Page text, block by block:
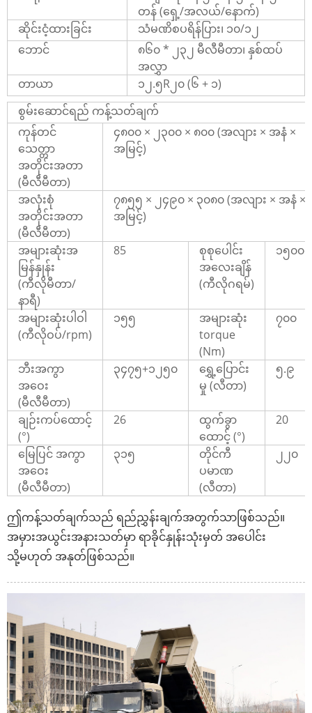
တန် (ရှေ့/အလယ်/နောက်)
ဆိုင်းငံ့ထားခြင်း
သံမဏိစပရိန်ပြား၊ ၁၀/၁၂
ဘောင်
၈၆၀ * ၂၃၂ မီလီမီတာ၊ နှစ်ထပ်
အလွှာ
တာယာ
၁၂.၅R၂၀ (၆ + ၁)
စွမ်းဆောင်ရည် ကန့်သတ်ချက်
ကုန်တင်
သေတ္တာ
အတိုင်းအတာ
(မီလီမီတာ)
၄၈၀၀ × ၂၃၀၀ × ၈၀၀ (အလျား × အနံ ×
အမြင့်)
အလုံးစုံ
အတိုင်းအတာ
(မီလီမီတာ)
၇၈၅၅ × ၂၄၉၀ × ၃၀၈၀ (အလျား × အနံ ×
အမြင့်)
အများဆုံးအ
မြန်နှုန်း
(ကီလိုမီတာ/
နာရီ)
85
စုစုပေါင်း
အလေးချိန်
(ကီလိုဂရမ်)
၁၅၀၀၀
အများဆုံးပါဝါ
(ကီလိုဝပ်/rpm)
၁၅၅
အများဆုံး
torque
(Nm)
၇၀၀
ဘီးအကွာ
အဝေး
(မီလီမီတာ)
၃၄၇၅+၁၂၅၀
ရွှေ့ပြောင်း
မှု (လီတာ)
၅.၉
ချဉ်းကပ်ထောင့်
(°)
26
ထွက်ခွာ
ထောင့် (°)
20
မြေပြင် အကွာ
အဝေး
(မီလီမီတာ)
၃၁၅
တိုင်ကီ
ပမာဏ
(လီတာ)
၂၂၀
ဤကန့်သတ်ချက်သည် ရည်ညွှန်းချက်အတွက်သာဖြစ်သည်။
အမှားအယွင်းအနားသတ်မှာ ရာခိုင်နှုန်းသုံးမှတ် အပေါင်း
သို့မဟုတ် အနုတ်ဖြစ်သည်။